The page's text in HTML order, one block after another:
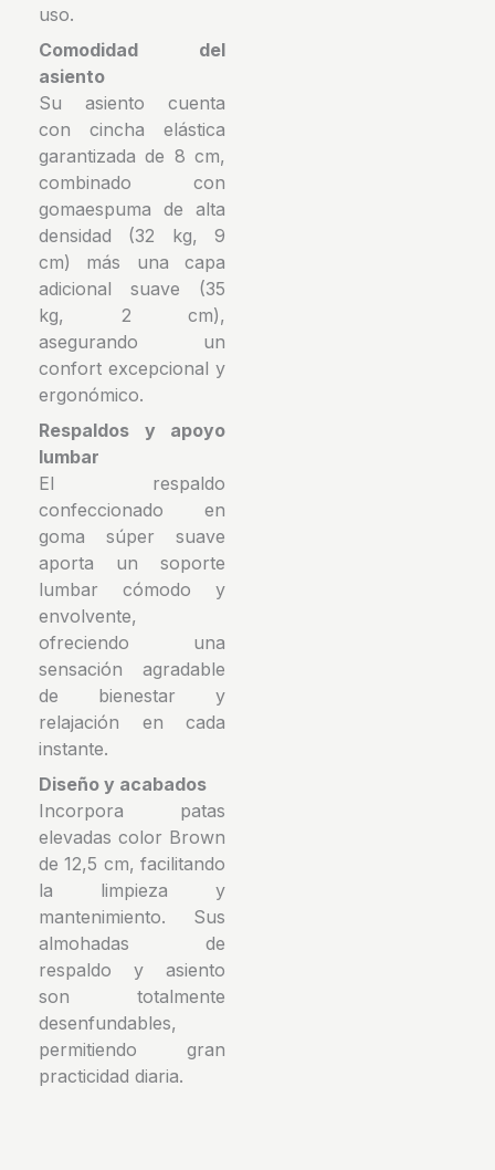
uso.
Comodidad del
asiento
Su asiento cuenta
con cincha elástica
garantizada de 8 cm,
combinado con
gomaespuma de alta
densidad (32 kg, 9
cm) más una capa
adicional suave (35
kg, 2 cm),
asegurando un
confort excepcional y
ergonómico.
Respaldos y apoyo
lumbar
El respaldo
confeccionado en
goma súper suave
aporta un soporte
lumbar cómodo y
envolvente,
ofreciendo una
sensación agradable
de bienestar y
relajación en cada
instante.
Diseño y acabados
Incorpora patas
elevadas color Brown
de 12,5 cm, facilitando
la limpieza y
mantenimiento. Sus
almohadas de
respaldo y asiento
son totalmente
desenfundables,
permitiendo gran
practicidad diaria.